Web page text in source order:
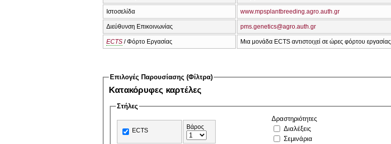
Ιστοσελίδα www.mpsplantbreeding.agro.auth.gr
Διεύθυνση Επικοινωνίας pms.genetics@agro.auth.gr
ECTS / Φόρτο Εργασίας Μια μονάδα ECTS αντιστοιχεί σε ώρες φόρτου εργασίας
Επιλογές Παρουσίασης (Φίλτρα)
Κατακόρυφες καρτέλες
Στήλες
ECTS Βάρος
Δραστηριότητες
Διαλέξεις
Σεμινάρια